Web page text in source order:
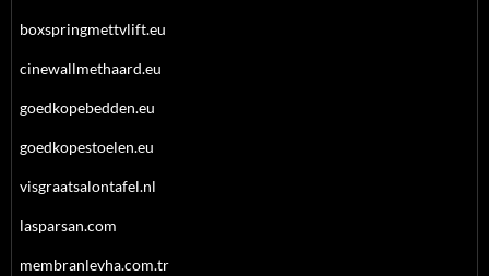
boxspringmettvlift.eu
cinewallmethaard.eu
goedkopebedden.eu
goedkopestoelen.eu
visgraatsalontafel.nl
lasparsan.com
membranlevha.com.tr